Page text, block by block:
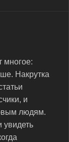
многое:
Накрутка
и
людям.
увидеть